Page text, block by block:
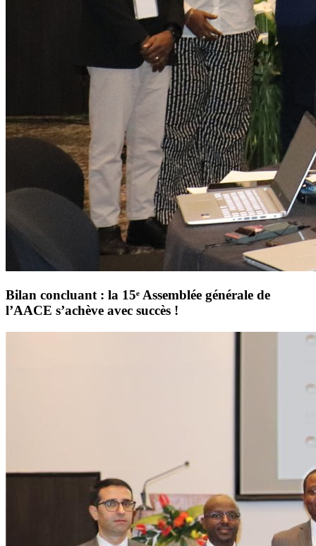
Bilan concluant : la 15ᵉ Assemblée générale de
l’AACE s’achève avec succès !